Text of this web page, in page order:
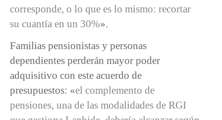
corresponde, o lo que es lo mismo: recortar
su cuantía en un 30%».
Familias pensionistas y personas
dependientes perderán mayor poder
adquisitivo con este acuerdo de
presupuestos: «el complemento de
pensiones, una de las modalidades de RGI